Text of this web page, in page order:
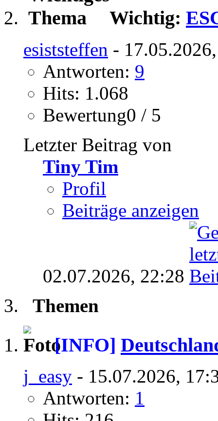
Wichtig:
esiststeffen -
Antworten: 9
Hits: 1.068
Bewertung0 / 5
Letzter Beitrag von
Tiny Tim
Profil
Beiträge anzeigen
02.07.2026, 22:28
Themen
[INFO]
j_easy - 15.07.2026,
Antworten: 1